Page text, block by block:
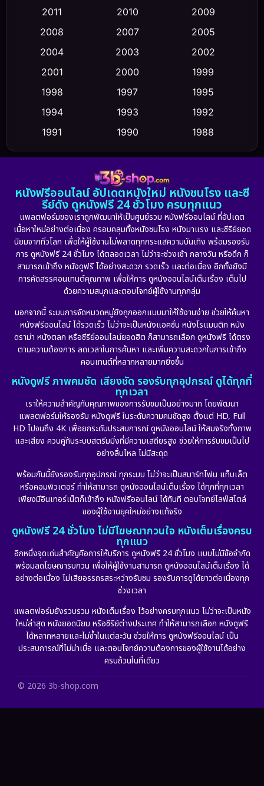
Conspiracy
Crime อาชญากรรม (347)
Culture (23)
Dance เต้น
Detective สืบสวน (5)
Detective สืบสวน (56)
Disaster (10)
Disney+ (21)
Drama ดราม่า (882)
Dystopian (17)
Emotional (101)
Epic มหากาพย์ (17)
Erotic (10)
Fantasy จินตนาการ (253)
Film
Gothic (6)
HBO GO (10)
HBO Max (2)
Healing
Heist (7)
2011
2010
2009
2008
2007
2005
2004
2003
2002
2001
2000
1999
1998
1997
1995
1994
1993
1992
1991
1990
1988
1986
1985
1983
1981
1974
1971 1962
หนังฟรีออนไลน์ อัปเดตหนังใหม่ หนังชนโรง และซี
รีย์ดัง ดูหนังฟรี 24 ชั่วโมง ครบทุกแนว
แพลตฟอร์มของเราถูกพัฒนาให้เป็นศูนย์รวม หนังฟรีออนไลน์ ที่อัปเดต
เนื้อหาใหม่อย่างต่อเนื่อง ครอบคลุมทั้งหนังชนโรง หนังมาแรง และซีรีย์ยอด
นิยมจากทั่วโลก เพื่อให้ผู้ใช้งานไม่พลาดทุกกระแสความบันเทิง พร้อมรองรับ
การ ดูหนังฟรี 24 ชั่วโมง ได้ตลอดเวลา ไม่ว่าจะช่วงเช้า กลางวัน หรือดึก ก็
สามารถเข้าถึง หนังดูฟรี ได้อย่างสะดวก รวดเร็ว และต่อเนื่อง อีกทั้งยังมี
การคัดสรรคอนเทนต์คุณภาพ เพื่อให้การ ดูหนังออนไลน์เต็มเรื่อง เต็มไป
ด้วยความสนุกและตอบโจทย์ผู้ใช้งานทุกกลุ่ม
นอกจากนี้ ระบบการจัดหมวดหมู่ยังถูกออกแบบมาให้ใช้งานง่าย ช่วยให้ค้นหา
หนังฟรีออนไลน์ ได้รวดเร็ว ไม่ว่าจะเป็นหนังแอคชั่น หนังโรแมนติก หนัง
ดราม่า หนังตลก หรือซีรีย์ออนไลน์ยอดฮิต ก็สามารถเลือก ดูหนังฟรี ได้ตรง
ตามความต้องการ ลดเวลาในการค้นหา และเพิ่มความสะดวกในการเข้าถึง
คอนเทนต์ที่หลากหลายมากยิ่งขึ้น
หนังดูฟรี ภาพคมชัด เสียงชัด รองรับทุกอุปกรณ์ ดูได้ทุกที่
ทุกเวลา
เราให้ความสำคัญกับคุณภาพของการรับชมเป็นอย่างมาก โดยพัฒนา
แพลตฟอร์มให้รองรับ หนังดูฟรี ในระดับความคมชัดสูง ตั้งแต่ HD, Full
HD ไปจนถึง 4K เพื่อยกระดับประสบการณ์ ดูหนังออนไลน์ ให้สมจริงทั้งภาพ
และเสียง ควบคู่กับระบบสตรีมมิ่งที่มีความเสถียรสูง ช่วยให้การรับชมเป็นไป
อย่างลื่นไหล ไม่มีสะดุด
พร้อมกันนี้ยังรองรับทุกอุปกรณ์ ทุกระบบ ไม่ว่าจะเป็นสมาร์ทโฟน แท็บเล็ต
หรือคอมพิวเตอร์ ทำให้สามารถ ดูหนังออนไลน์เต็มเรื่อง ได้ทุกที่ทุกเวลา
เพียงมีอินเทอร์เน็ตก็เข้าถึง หนังฟรีออนไลน์ ได้ทันที ตอบโจทย์ไลฟ์สไตล์
ของผู้ใช้งานยุคใหม่อย่างแท้จริง
ดูหนังฟรี 24 ชั่วโมง ไม่มีโฆษณากวนใจ หนังเต็มเรื่องครบ
ทุกแนว
อีกหนึ่งจุดเด่นสำคัญคือการให้บริการ ดูหนังฟรี 24 ชั่วโมง แบบไม่มีข้อจำกัด
พร้อมลดโฆษณารบกวน เพื่อให้ผู้ใช้งานสามารถ ดูหนังออนไลน์เต็มเรื่อง ได้
อย่างต่อเนื่อง ไม่เสียอรรถรสระหว่างรับชม รองรับการดูได้ยาวต่อเนื่องทุก
ช่วงเวลา
แพลตฟอร์มยังรวบรวม หนังเต็มเรื่อง ไว้อย่างครบทุกแนว ไม่ว่าจะเป็นหนัง
ใหม่ล่าสุด หนังยอดนิยม หรือซีรีย์ต่างประเทศ ทำให้สามารถเลือก หนังดูฟรี
ได้หลากหลายและไม่ซ้ำในแต่ละวัน ช่วยให้การ ดูหนังฟรีออนไลน์ เป็น
ประสบการณ์ที่ไม่น่าเบื่อ และตอบโจทย์ความต้องการของผู้ใช้งานได้อย่าง
ครบถ้วนในที่เดียว
© 2026 3b-shop.com